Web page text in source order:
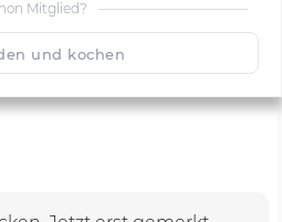
Mitglied?
und kochen
Speichern